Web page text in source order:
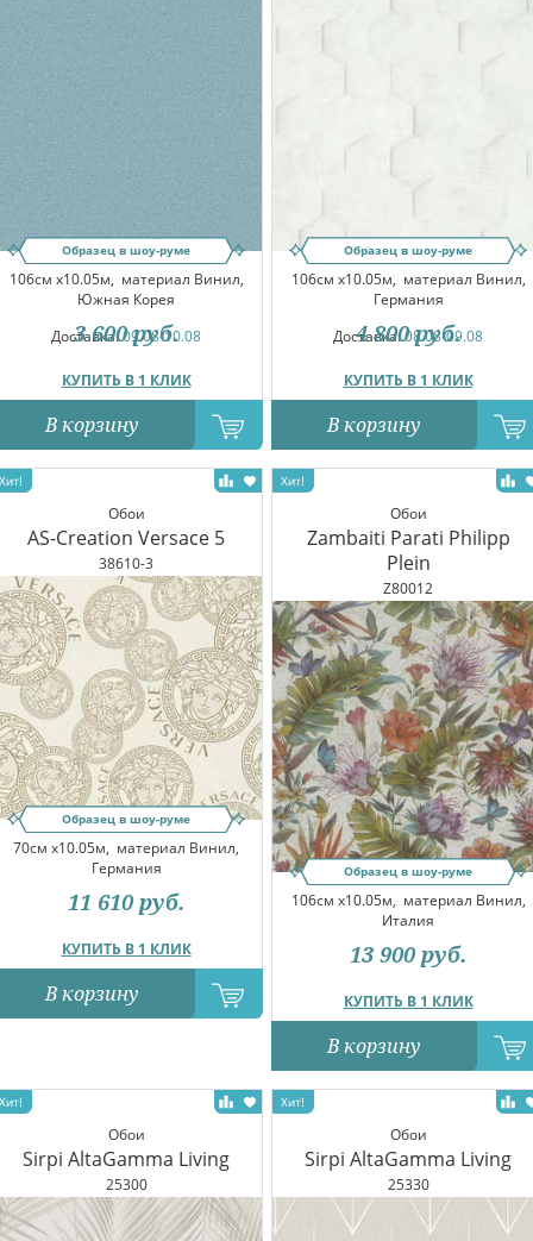
Образец в шоу-руме
106см x10.05м, материал Винил,
Южная Корея
Доставка:09.08-10.08
КУПИТЬ В 1 КЛИК
3 600 руб.
В корзину
Образец в шоу-руме
106см x10.05м, материал Винил,
Германия
Доставка:08.08-09.08
КУПИТЬ В 1 КЛИК
4 800 руб.
В корзину
Обои
AS-Creation Versace 5
38610-3
Образец в шоу-руме
70см x10.05м, материал Винил,
Германия
КУПИТЬ В 1 КЛИК
11 610 руб.
В корзину
Обои
Zambaiti Parati Philipp
Plein
Z80012
Образец в шоу-руме
106см x10.05м, материал Винил,
Италия
КУПИТЬ В 1 КЛИК
13 900 руб.
В корзину
Обои
Sirpi AltaGamma Living
25300
Обои
Sirpi AltaGamma Living
25330